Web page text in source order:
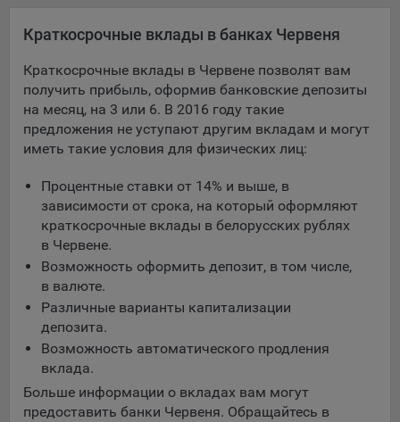
сервис показа контекстной рекламы. Адрес: Yandex
Google Ads - сервис показа контекстной рекламы,
предоставляемый компанией Google Ireland Ltd, Gordon
House Barrow Street Dublin 4, D04E5W5 Ireland.
Сохранить по умолчанию
Краткосрочные вклады в банках Червеня
Краткосрочные вклады в Червене позволят вам
получить прибыль, оформив банковские депозиты
на месяц, на 3 или 6. В 2016 году такие
предложения не уступают другим вкладам и могут
иметь такие условия для физических лиц:
Процентные ставки от 14% и выше, в
зависимости от срока, на который оформляют
краткосрочные вклады в белорусских рублях
в Червене.
Возможность оформить депозит, в том числе,
в валюте.
Различные варианты капитализации
депозита.
Возможность автоматического продления
вклада.
Больше информации о вкладах вам могут
предоставить банки Червеня. Обращайтесь в